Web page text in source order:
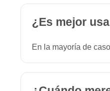
¿Es mejor
En la mayoría de